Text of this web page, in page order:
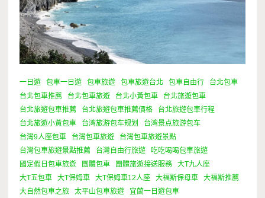
一日遊 包車一日遊 包車旅遊 包車旅遊台北 包車自由行
台北包車
台北包車推薦
台北包車旅遊 台北小黃包車
台北旅遊包車
台北旅遊包車推薦
台北旅遊包車推薦價格
台北旅遊包車行程
台北旅遊小黃包車
台湾旅游包车规划
台湾景点旅游包车
台灣9人座包車
台灣包車旅遊
台灣包車旅遊景點
台灣包車旅遊景點推薦
台灣自由行旅遊
吃吃喝喝包車旅遊
國定假日包車旅遊
團體包車 團體旅遊接送服務
大T九人座
大T五包車
大T保姆車 大T保姆車12人座 大福斯保母車
大福斯推薦
大自然包車之旅
太平山包車旅遊
宜蘭一日遊包車